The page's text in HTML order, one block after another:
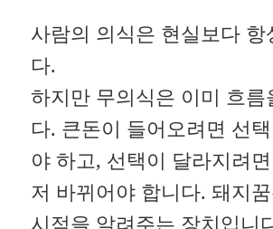
사람의 의식은 현실보다 항
다.
하지만 무의식은 이미 흐름
다. 큰돈이 들어오려면 선
야 하고, 선택이 달라지려
저 바뀌어야 합니다. 돼지
시점을 알려주는 장치입니